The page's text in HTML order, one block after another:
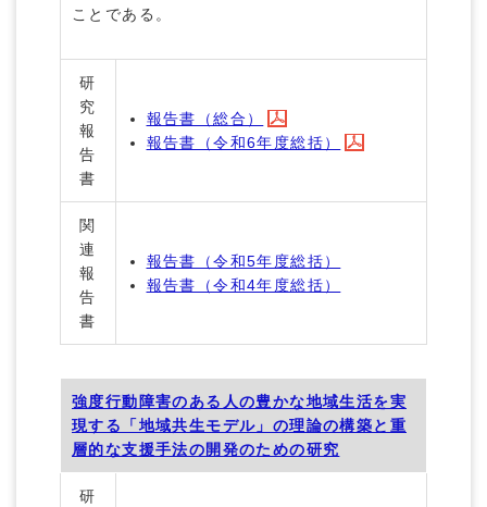
ことである。
研
究
報
告
書
報告書（総合）
報告書（令和6年度総括）
関
連
報
告
書
報告書（令和5年度総括）
報告書（令和4年度総括）
強度行動障害のある人の豊かな地域生活を実
現する「地域共生モデル」の理論の構築と重
層的な支援手法の開発のための研究
研